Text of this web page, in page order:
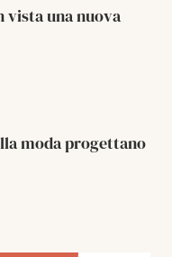
vista una nuova
moda progettano